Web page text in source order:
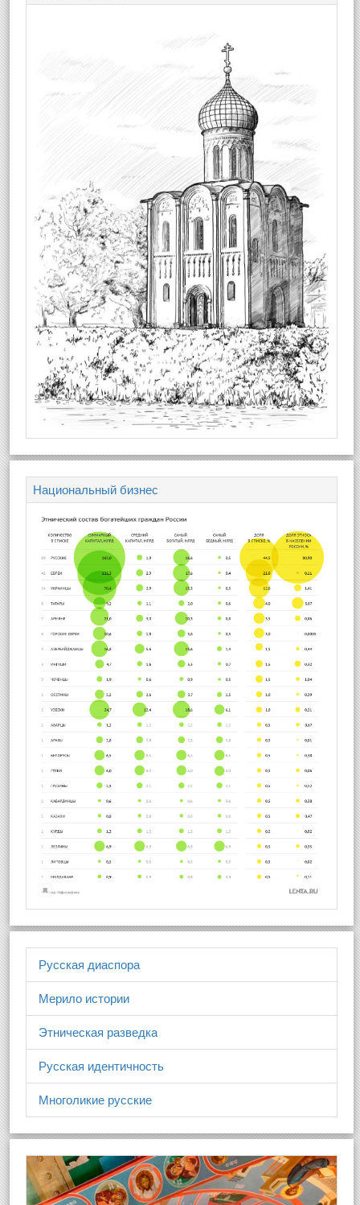
Национальный бизнес
Русская диаспора
Мерило истории
Этническая разведка
Русская идентичность
Многоликие русские